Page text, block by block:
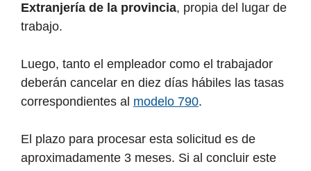
Extranjería de la provincia, propia del lugar de
trabajo.
Luego, tanto el empleador como el trabajador
deberán cancelar en diez días hábiles las tasas
correspondientes al modelo 790.
El plazo para procesar esta solicitud es de
aproximadamente 3 meses. Si al concluir este